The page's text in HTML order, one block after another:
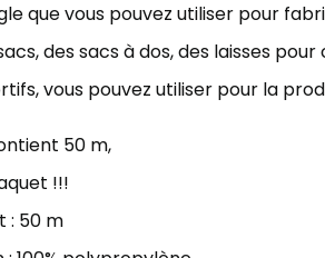
que vous pouvez utiliser pour
des sacs à dos, des laisses pour
vous pouvez utiliser pour la
50 m,
!!!
: 50 m